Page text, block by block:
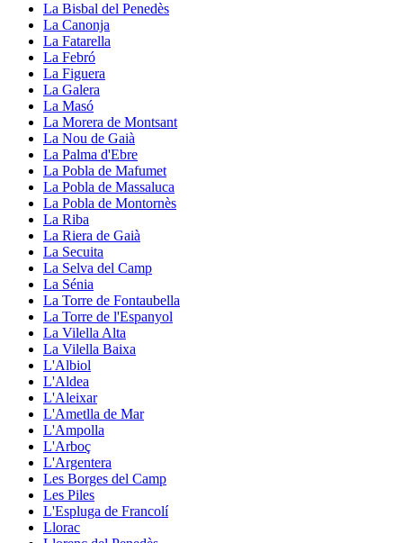
La Bisbal del Penedès
La Canonja
La Fatarella
La Febró
La Figuera
La Galera
La Masó
La Morera de Montsant
La Nou de Gaià
La Palma d'Ebre
La Pobla de Mafumet
La Pobla de Massaluca
La Pobla de Montornès
La Riba
La Riera de Gaià
La Secuita
La Selva del Camp
La Sénia
La Torre de Fontaubella
La Torre de l'Espanyol
La Vilella Alta
La Vilella Baixa
L'Albiol
L'Aldea
L'Aleixar
L'Ametlla de Mar
L'Ampolla
L'Arboç
L'Argentera
Les Borges del Camp
Les Piles
L'Espluga de Francolí
Llorac